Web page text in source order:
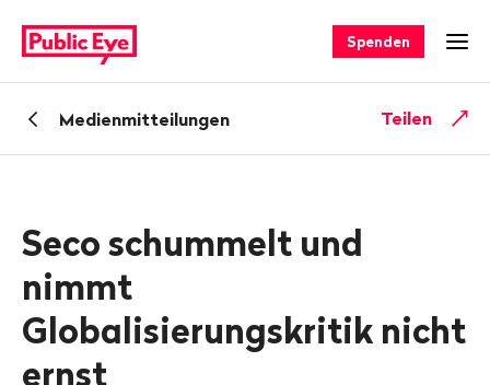
auf
publiceye.ch
Spenden
ZurückMedienmitteilungen Teilen
Seco schummelt und
nimmt
Globalisierungskritik nicht
ernst